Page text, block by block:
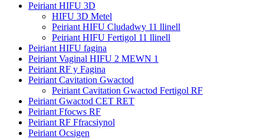
Peiriant HIFU 3D
HIFU 3D Metel
Peiriant HIFU Cludadwy 11 llinell
Peiriant HIFU Fertigol 11 llinell
Peiriant HIFU fagina
Peiriant Vaginal HIFU 2 MEWN 1
Peiriant RF y Fagina
Peiriant Cavitation Gwactod
Peiriant Cavitation Gwactod Fertigol RF
Peiriant Gwactod CET RET
Peiriant Ffocws RF
Peiriant RF Ffracsiynol
Peiriant Ocsigen